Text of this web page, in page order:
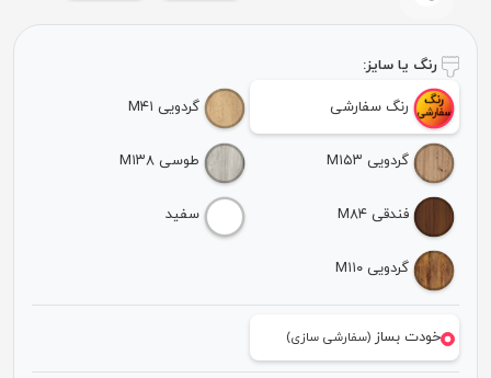
رنگ یا سایز:
رنگ سفارشی گردویی M۴۱
گردویی M۱۵۳ طوسی M۱۳۸
فندقی M۸۴ سفید
گردویی M۱۱۰
خودت بساز(سفارشی سازی)